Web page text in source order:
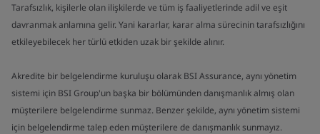
Tarafsızlık, kişilerle olan ilişkilerde ve tüm iş faaliyetlerinde adil ve eşit
davranmak anlamına gelir. Yani kararlar, karar alma sürecinin tarafsızlığını
etkileyebilecek her türlü etkiden uzak bir şekilde alınır.
Akredite bir belgelendirme kuruluşu olarak BSI Assurance, aynı yönetim
sistemi için BSI Group'un başka bir bölümünden danışmanlık almış olan
müşterilere belgelendirme sunmaz. Benzer şekilde, aynı yönetim sistemi
için belgelendirme talep eden müşterilere de danışmanlık sunmayız.